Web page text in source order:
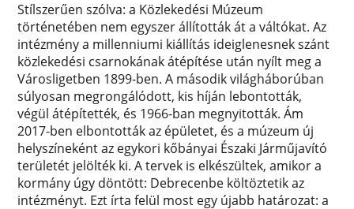
Stílszerűen szólva: a Közlekedési Múzeum
történetében nem egyszer állították át a váltókat. Az
intézmény a millenniumi kiállítás ideiglenesnek szánt
közlekedési csarnokának átépítése után nyílt meg a
Városligetben 1899-ben. A második világháborúban
súlyosan megrongálódott, kis híján lebontották,
végül átépítették, és 1966-ban megnyitották. Ám
2017-ben elbontották az épületet, és a múzeum új
helyszíneként az egykori kőbányai Északi Járműjavító
területét jelölték ki. A tervek is elkészültek, amikor a
kormány úgy döntött: Debrecenbe költöztetik az
intézményt. Ezt írta felül most egy újabb határozat: a